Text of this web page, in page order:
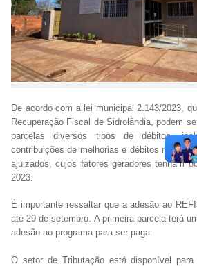
De acordo com a lei municipal 2.143/2023,
Recuperação Fiscal de Sidrolândia, podem
parcelas diversos tipos de débitos,
contribuições de melhorias e débitos não
ajuizados, cujos fatores geradores tenham
2023.
É importante ressaltar que a adesão ao
até 29 de setembro. A primeira parcela terá
adesão ao programa para ser paga.
O setor de Tributação está disponível para